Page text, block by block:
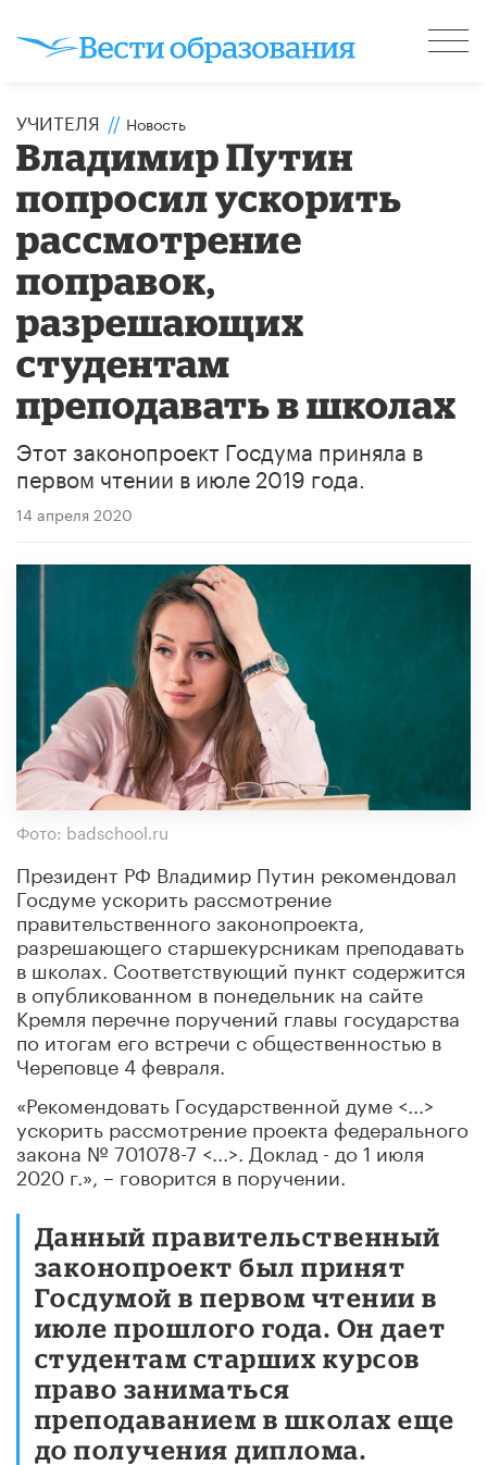
УЧИТЕЛЯ // Новость
Владимир Путин
попросил ускорить
рассмотрение
поправок,
разрешающих
студентам
преподавать в школах
Этот законопроект Госдума приняла в
первом чтении в июле 2019 года.
14 апреля 2020
Фото: badschool.ru
Президент РФ Владимир Путин рекомендовал
Госдуме ускорить рассмотрение
правительственного законопроекта,
разрешающего старшекурсникам преподавать
в школах. Соответствующий пункт содержится
в опубликованном в понедельник на сайте
Кремля перечне поручений главы государства
по итогам его встречи с общественностью в
Череповце 4 февраля.
«Рекомендовать Государственной думе <...>
ускорить рассмотрение проекта федерального
закона № 701078-7 <...>. Доклад - до 1 июля
2020 г.», – говорится в поручении.
Данный правительственный
законопроект был принят
Госдумой в первом чтении в
июле прошлого года. Он дает
студентам старших курсов
право заниматься
преподаванием в школах еще
до получения диплома.